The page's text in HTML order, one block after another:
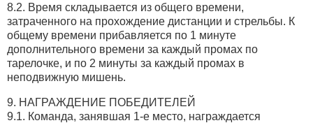
8.2. Время складывается из общего времени,
затраченного на прохождение дистанции и стрельбы. К
общему времени прибавляется по 1 минуте
дополнительного времени за каждый промах по
тарелочке, и по 2 минуты за каждый промах в
неподвижную мишень.
9. НАГРАЖДЕНИЕ ПОБЕДИТЕЛЕЙ
9.1. Команда, занявшая 1-е место, награждается